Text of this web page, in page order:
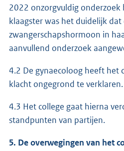
2022 onzorgvuldig onderzoek
klaagster was het duidelijk dat
zwangerschapshormoon in
aanvullend onderzoek
4.2 De gynaecoloog heeft het
klacht ongegrond te verklaren.
4.3 Het college gaat hierna
standpunten van partijen.
5. De overwegingen van het